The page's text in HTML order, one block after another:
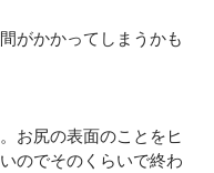
がかかってしまうかも
お尻の表面のことをヒ
のでそのくらいで終わ